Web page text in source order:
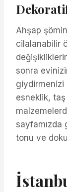
Ahşap
cilalanabilir
sonra
giydirmenizi
esneklik,
sayfamızda
tonu ve